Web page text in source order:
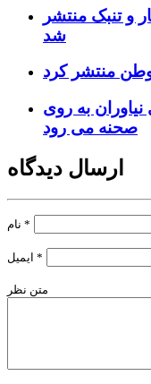
و تنبک منتشر
شد
منتشر کرد
به روی
صحنه می رود
ارسال دیدگاه
*
*
متن نظر